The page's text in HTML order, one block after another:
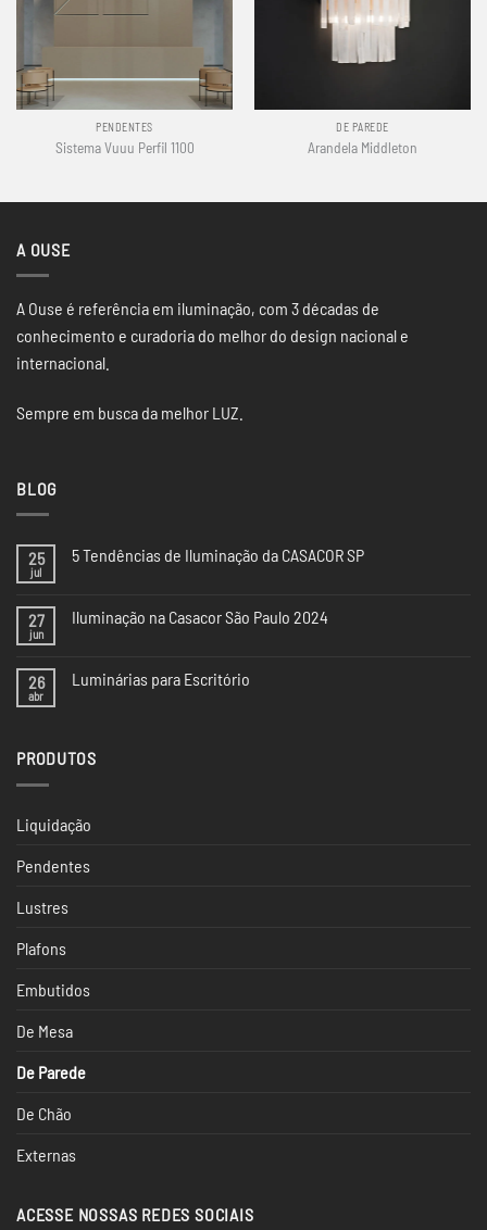
PENDENTES
Sistema Vuuu Perfil 1100
DE PAREDE
Arandela Middleton
A OUSE
A Ouse é referência em iluminação, com 3 décadas de
conhecimento e curadoria do melhor do design nacional e
internacional.
Sempre em busca da melhor LUZ.
BLOG
25
jul
5 Tendências de Iluminação da CASACOR SP
da
CASACOR
27
jun
Iluminação na Casacor São Paulo 2024
Iluminação
2024
26
abr
Luminárias para Escritório
para
PRODUTOS
Liquidação
Pendentes
Lustres
Plafons
Embutidos
De Mesa
De Parede
De Chão
Externas
ACESSE NOSSAS REDES SOCIAIS